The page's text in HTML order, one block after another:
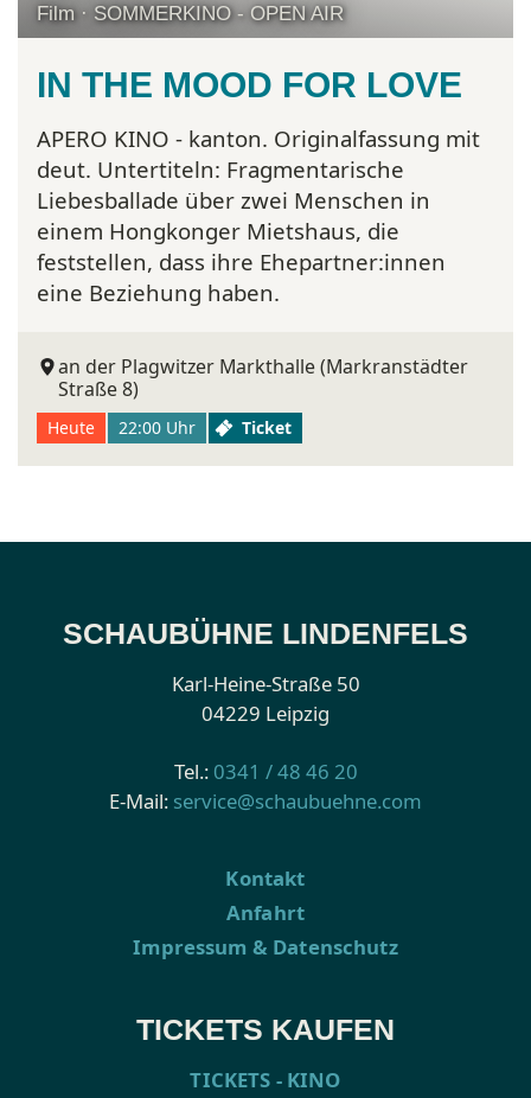
Film · SOMMERKINO - OPEN AIR
IN THE MOOD FOR LOVE
APERO KINO - kanton. Originalfassung mit
deut. Untertiteln: Fragmentarische
Liebesballade über zwei Menschen in
einem Hongkonger Mietshaus, die
feststellen, dass ihre Ehepartner:innen
eine Beziehung haben.
an der Plagwitzer Markthalle (Markranstädter
Straße 8)
Heute 22:00 Uhr Ticket
SCHAUBÜHNE LINDENFELS
Karl-Heine-Straße 50
04229 Leipzig
Tel.: 0341 / 48 46 20
E-Mail: service@schaubuehne.com
Kontakt
Anfahrt
Impressum & Datenschutz
TICKETS KAUFEN
TICKETS - KINO